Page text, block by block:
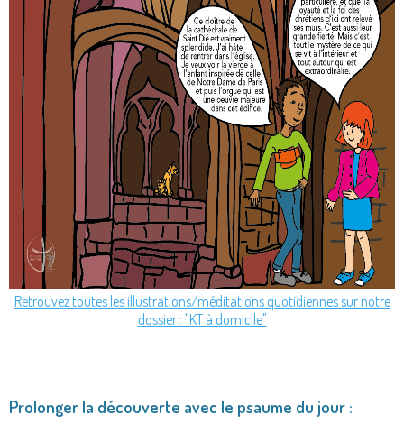
Retrouvez toutes les illustrations/méditations quotidiennes sur notre
dossier : "KT à domicile"
Prolonger la découverte avec le psaume du jour :